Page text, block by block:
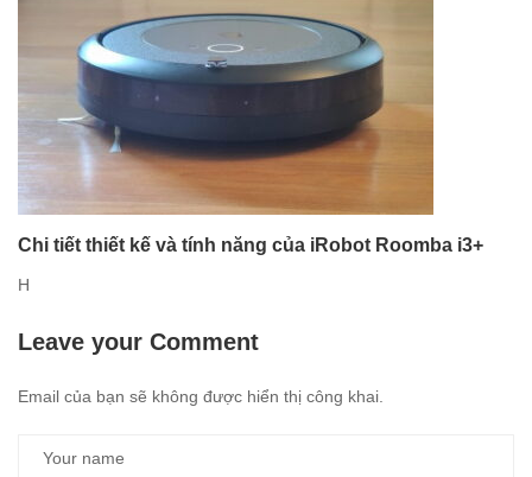
Chi tiết thiết kế và tính năng của iRobot Roomba i3+
H
Leave your Comment
Email của bạn sẽ không được hiển thị công khai.